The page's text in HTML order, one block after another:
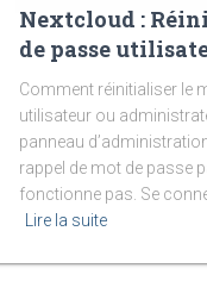
Nextcloud :
de passe
Comment réinitialiser le
utilisateur ou
panneau
rappel de mot de passe
fonctionne pas. Se
Lire la suite